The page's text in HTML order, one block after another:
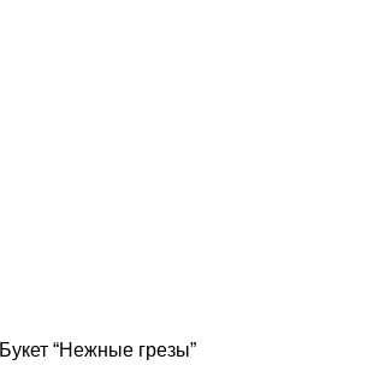
Букет “Нежные грезы”